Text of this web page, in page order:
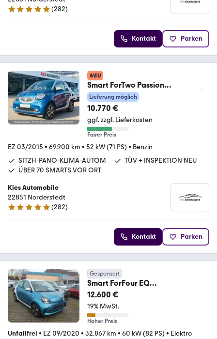
4.8 Sterne
(282)
Kontakt Parken
NEU
Smart ForTwo Passion
AUTOM/PANO/SITZH/KLIMA/TÜV
/ALWETT
Lieferung möglich
10.770 €
ggf. zzgl. Lieferkosten
Fairer Preis
EZ 03/2015 • 69.900 km • 52 kW (71 PS) • Benzin
SITZH-PANO-KLIMA-AUTOM
TÜV + INSPEKTION NEU
ÜBER 70 SMARTS VOR ORT
Kies Automobile
22851 Norderstedt
4.8 Sterne
(282)
Kontakt Parken
Gesponsert
Smart ForFour EQ
Schnelllader*PDC*Sitzhzg*Navi*
MAL*
12.600 €
19% MwSt.
Hoher Preis
Unfallfrei • EZ 09/2020 • 32.867 km • 60 kW (82 PS) • Elektro